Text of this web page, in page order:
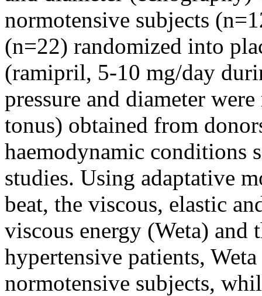
normotensive subjects
(n=22) randomized into
(ramipril, 5-10 mg/day
pressure and diameter
tonus) obtained from
haemodynamic conditions
studies. Using adaptative
beat, the viscous, elastic
viscous energy (Weta)
hypertensive patients,
normotensive subjects,